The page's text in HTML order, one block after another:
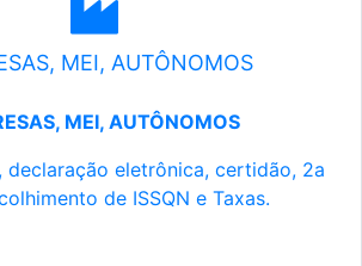
MEI, AUTÔNOMOS
MEI, AUTÔNOMOS
declaração eletrônica, certidão, 2a
de ISSQN e Taxas.